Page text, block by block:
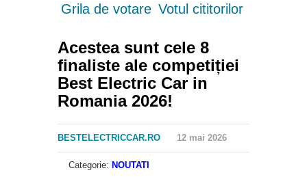
Grila de votare Votul cititorilor
Acestea sunt cele 8
finaliste ale competiției
Best Electric Car in
Romania 2026!
BESTELECTRICCAR.RO 12 mai 2026
Categorie: NOUTATI